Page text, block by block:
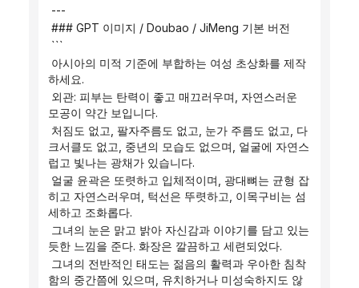
---
### GPT 이미지 / Doubao / JiMeng 기본 버전
```
하세요.
모공이 약간 보입니다.
크서클도 없고, 중년의 모습도 없으며, 얼굴에 자연스
럽고 빛나는 광채가 있습니다.
히고 자연스러우며, 턱선은 뚜렷하고, 이목구비는 섬
세하고 조화롭다.
듯한 느낌을 준다. 화장은 깔끔하고 세련되었다.
함의 중간쯤에 있으며, 유치하거나 미성숙하지도 않